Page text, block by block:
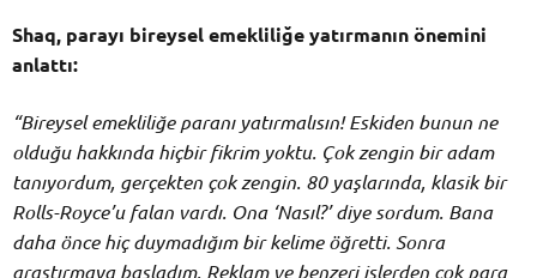
Shaq, parayı bireysel emekliliğe yatırmanın önemini
anlattı:
“Bireysel emekliliğe paranı yatırmalısın! Eskiden bunun ne
olduğu hakkında hiçbir fikrim yoktu. Çok zengin bir adam
tanıyordum, gerçekten çok zengin. 80 yaşlarında, klasik bir
Rolls-Royce’u falan vardı. Ona ‘Nasıl?’ diye sordum. Bana
daha önce hiç duymadığım bir kelime öğretti. Sonra
araştırmaya başladım. Reklam ve benzeri işlerden çok para